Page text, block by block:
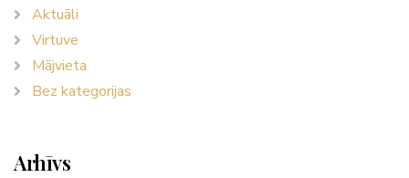
Aktuāli
Virtuve
Mājvieta
Bez kategorijas
Arhīvs